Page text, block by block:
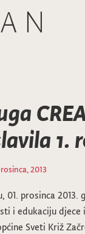
1.
2013
01. prosinca
i edukaciju djece
Sveti Križ